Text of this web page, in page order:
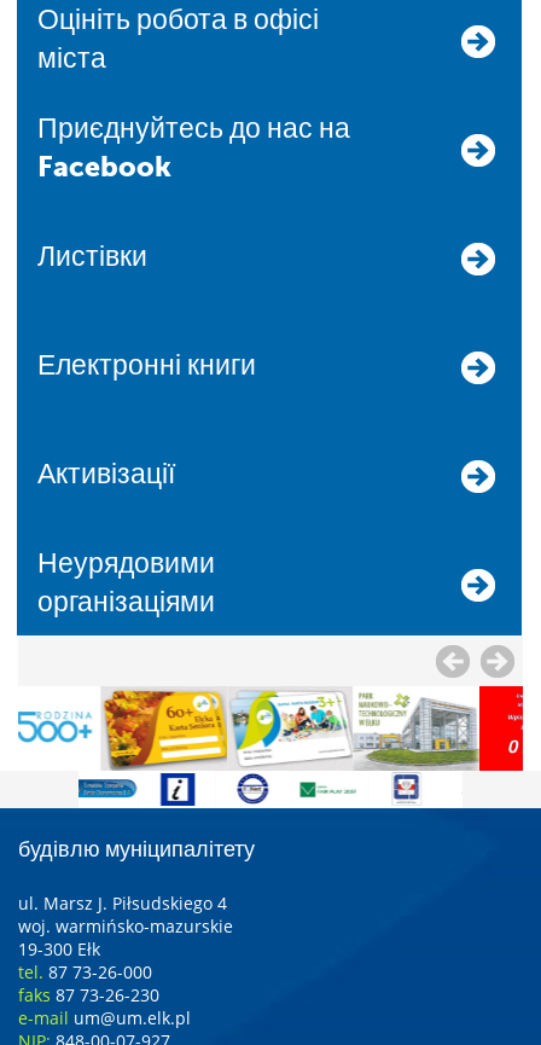
Оцініть робота в офісі
міста
Приєднуйтесь до нас на
Facebook
Листівки
Електронні книги
Активізації
Неурядовими
організаціями
будівлю муніципалітету
ul. Marsz J. Piłsudskiego 4
woj. warmińsko-mazurskie
19-300 Ełk
tel. 87 73-26-000
faks 87 73-26-230
e-mail um@um.elk.pl